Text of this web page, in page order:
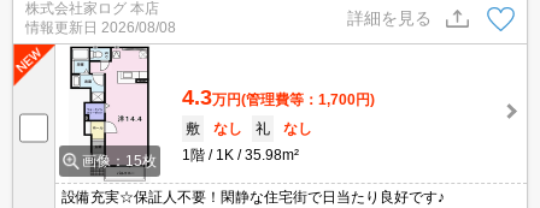
株式会社家ログ 本店
情報更新日 2026/08/08
詳細を見る
画像：15枚
4.3万円(管理費等：1,700円)
敷
なし 礼
なし
1階
1K 35.98m²
設備充実☆保証人不要！閑静な住宅街で日当たり良好です♪